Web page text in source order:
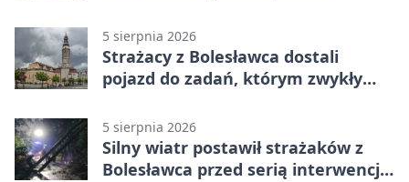
5 sierpnia 2026
Strażacy z Bolesławca dostali
pojazd do zadań, którym zwykły
5 sierpnia 2026
Silny wiatr postawił strażaków z
Bolesławca przed serią interwencji -